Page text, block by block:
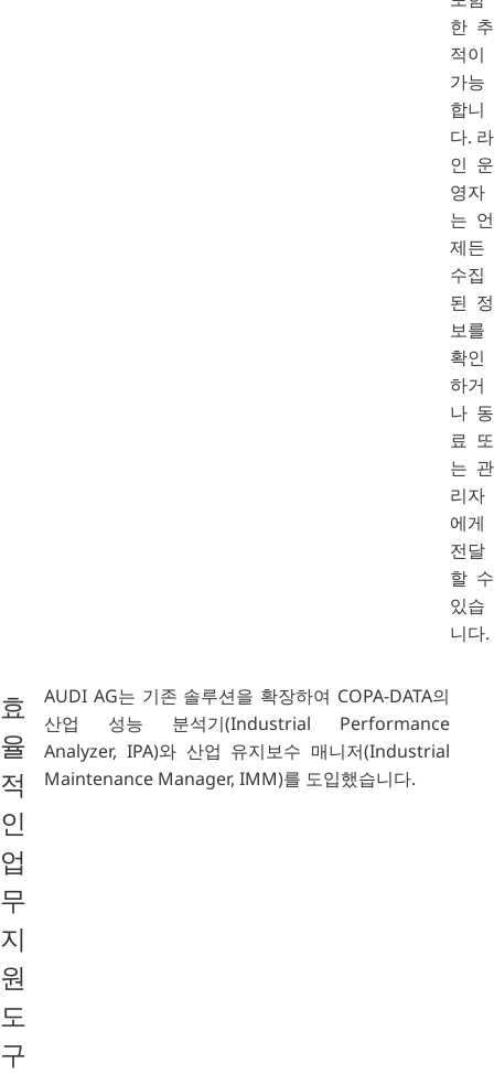
한 추
적이
가능
합니
다. 라
인 운
영자
는 언
제든
수집
된 정
보를
확인
하거
나 동
료 또
는 관
리자
에게
전달
할 수
있습
니다.
효
율
적
인
업
무
지
원
도
구
AUDI AG는 기존 솔루션을 확장하여 COPA-DATA의
산업 성능 분석기(Industrial Performance
Analyzer, IPA)와 산업 유지보수 매니저(Industrial
Maintenance Manager, IMM)를 도입했습니다.